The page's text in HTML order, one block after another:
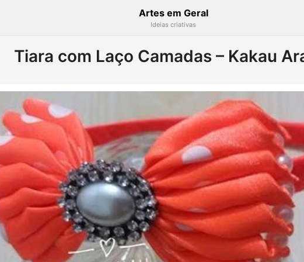
Artes em Geral
Ideias criativas
Tiara com Laço Camadas – Kakau